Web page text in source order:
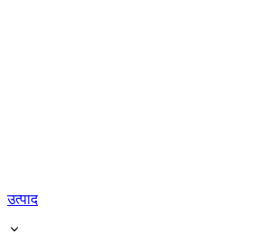
उत्पाद